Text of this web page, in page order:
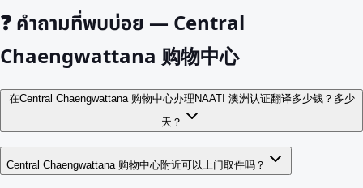
❓ คำถามที่พบบ่อย — Central
Chaengwattana 购物中心
在Central Chaengwattana 购物中心办理NAATI 澳洲认证翻译多少钱？多少
天？
Central Chaengwattana 购物中心附近可以上门取件吗？